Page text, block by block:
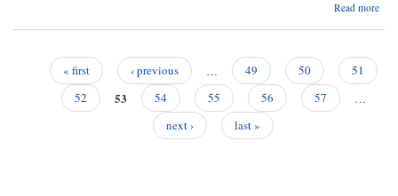
Read more
« first ‹ previous … 49 50
51
52
53 54 55 56 57
…
next ›
last »